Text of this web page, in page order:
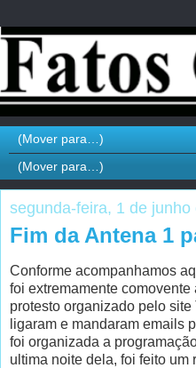
segunda-feira, 1 de junho
Fim da Antena 1
Conforme acompanhamos
foi extremamente
protesto organizado pelo
ligaram e mandaram emails
foi organizada a
ultima noite dela, foi feito um